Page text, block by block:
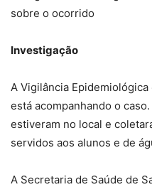
sobre o ocorrido
Investigação
A Vigilância
está acompanhando o
estiveram no local e
servidos aos alunos e de
A Secretaria de Saúde de